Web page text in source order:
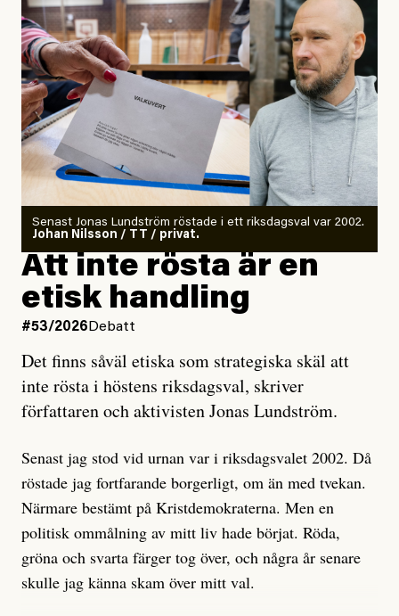
handlar artikeln om en person vars ”bakgrund skapar
splittring och oro i rörelsen”. Problemet är att artikeln
skapar betydligt mer oro i palestinarörelsen – och den
oberoende vänstern – än den porträtterade personen
eller dess bakgrund.
Det finns en väldigt enkel regel inom alla politiska
rörelser när det gäller misstänkta infiltratörer:
Antingen har en bevis på att de är infiltratörer, och då
ska en gå ut med det så fort det bara går för att skydda
rörelsen. Eller så har en inga bevis, bara misstankar,
och då ska en efterforska diskret, just för att inte skapa
oro inom rörelsen.
Artikeln undersöker inte, som ETC påstår, ”vad som
är sant, vad som är rykten”, utan den bidrar bara till
ännu mer ryktesspridning. Det finns inte ett enda bevis
misstänkta personen är en infiltratör. Det som läsaren
får veta är att personen har ändrat sina politiska åsikter
under åren, att den har raderat tidigare innehåll på sina
sociala medier, att artikelns författare inte förstår sig
på personens ekonomi och att det tydligen finns
anonyma röster inom rörelsen som säger saker som
Senast Jonas Lundström röstade i ett riksdagsval var 2002.
Johan Nilsson / TT / privat.
Att inte rösta är en
etisk handling
#53/2026 Debatt
Det finns såväl etiska som strategiska skäl att
inte rösta i höstens riksdagsval, skriver
författaren och aktivisten Jonas Lundström.
Senast jag stod vid urnan var i riksdagsvalet 2002. Då
röstade jag fortfarande borgerligt, om än med tvekan.
Närmare bestämt på Kristdemokraterna. Men en
politisk ommålning av mitt liv hade börjat. Röda,
gröna och svarta färger tog över, och några år senare
skulle jag känna skam över mitt val.